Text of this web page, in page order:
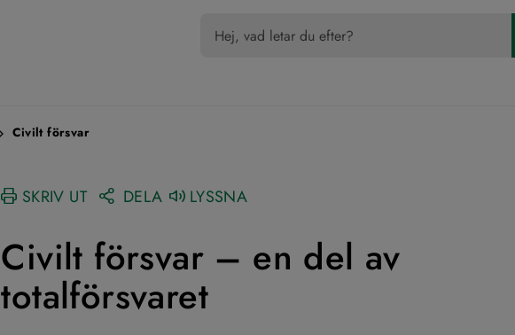
Civilt försvar
SKRIV UT DELA LYSSNA
Civilt försvar – en del av
totalförsvaret